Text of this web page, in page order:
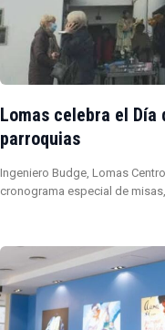
Lomas celebra el
parroquias
Ingeniero Budge, Lomas
cronograma especial de